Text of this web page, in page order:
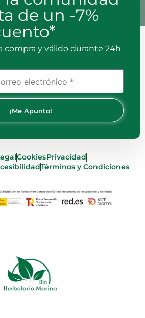
de un -7%
compra y válido durante 24h
¡Me Apunto!
CookiesPrivacidad
Términos y Condiciones